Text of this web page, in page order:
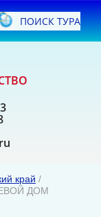
ПОИСК ТУРА
край /
ДОМ